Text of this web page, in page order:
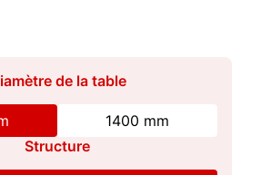
de la table
1400 mm
Structure